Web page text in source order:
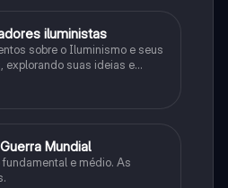
iluministas
sobre o Iluminismo e seus
explorando suas ideias e
Mundial
e médio. As